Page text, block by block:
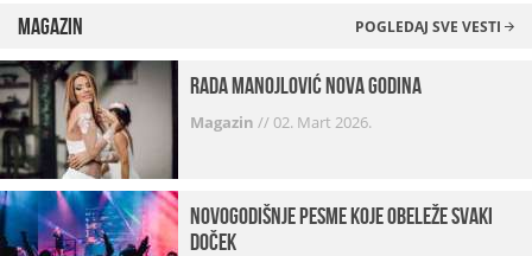
Magazin POGLEDAJ SVE VESTI
Rada Manojlović Nova godina
Magazin //02. Mart 2026.
Novogodišnje pesme koje obeleže svaki
Doček